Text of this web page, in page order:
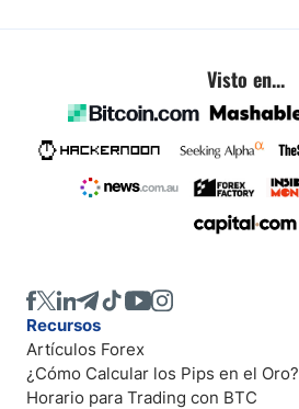
Visto en...
Recursos
Artículos Forex
¿Cómo Calcular los Pips en el Oro?
Horario para Trading con BTC